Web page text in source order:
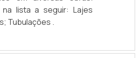
na lista a seguir: Lajes
Tubulações .